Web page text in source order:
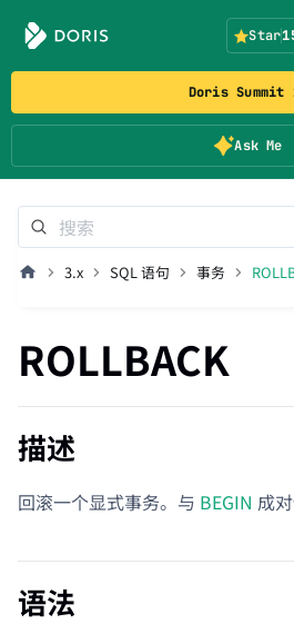
Doris Summit
Ask Me
Star
3.x SQL 语句 事务
ROLLBACK
描述
回滚一个显式事务。与 BEGIN 成
语法